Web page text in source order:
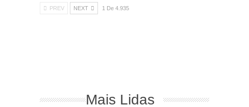
PREV NEXT 1 De 4.935
Mais Lidas